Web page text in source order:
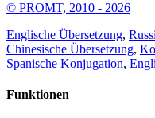
© PROMT, 2010 - 2026
Englische Übersetzung,
Chinesische Übersetzung,
Spanische Konjugation,
Funktionen